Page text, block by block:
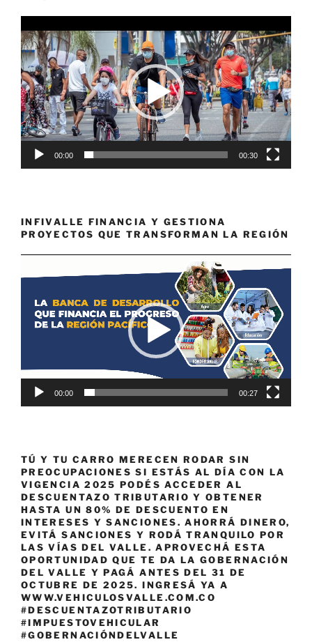
de
vídeo
00:00 00:30
INFIVALLE FINANCIA Y GESTIONA
PROYECTOS QUE TRANSFORMAN LA REGIÓN
de
00:00 00:27
TÚ Y TU CARRO MERECEN RODAR SIN
PREOCUPACIONES SI ESTÁS AL DÍA CON LA
VIGENCIA 2025 PODÉS ACCEDER AL
DESCUENTAZO TRIBUTARIO Y OBTENER
HASTA UN 80% DE DESCUENTO EN
INTERESES Y SANCIONES. AHORRÁ DINERO,
EVITÁ SANCIONES Y RODÁ TRANQUILO POR
LAS VÍAS DEL VALLE. APROVECHÁ ESTA
OPORTUNIDAD QUE TE DA LA GOBERNACIÓN
DEL VALLE Y PAGÁ ANTES DEL 31 DE
OCTUBRE DE 2025. INGRESÁ YA A
WWW.VEHICULOSVALLE.COM.CO
#DESCUENTAZOTRIBUTARIO
#IMPUESTOVEHICULAR
#GOBERNACIÓNDELVALLE